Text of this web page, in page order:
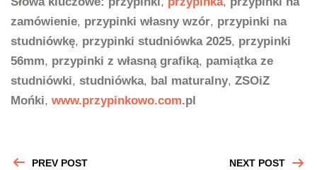
zamówienie, przypinki własny wzór, przypinki na
studniówkę, przypinki studniówka 2025, przypinki
56mm, przypinki z własną grafiką, pamiątka ze
studniówki, studniówka, bal maturalny, ZSOiZ
Mońki, www.przypinkowo.com.pl
PREV POST NEXT POST